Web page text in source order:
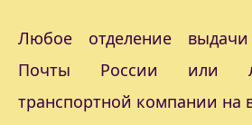
Любое отделение
Почты России или
транспортной компании на